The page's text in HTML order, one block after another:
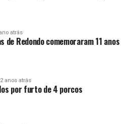
atrás
de Redondo comemoraram 11 anos
2 anos atrás
por furto de 4 porcos